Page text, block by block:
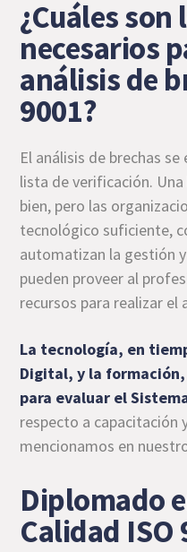
¿Cuáles
necesarios
análisis de
9001?
El análisis de brechas
lista de verificación.
bien, pero las
tecnológico suficiente,
automatizan la gestión
pueden proveer al
recursos para realizar el
La tecnología, en
Digital, y la
para evaluar el
respecto a capacitación
mencionamos en
Diplomado
Calidad ISO